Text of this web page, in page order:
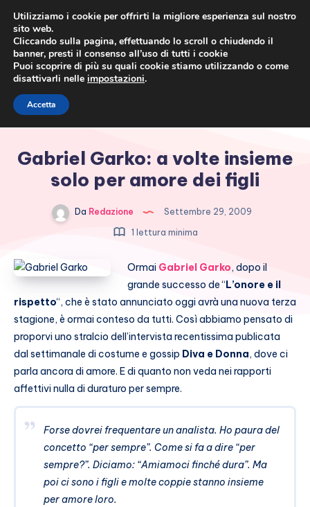
Gabriel Garko: a volte insieme
solo per amore dei figli
Da Redazione
Settembre 29, 2009
1 lettura minima
Ormai Gabriel Garko, dopo il
grande successo de “L’onore e il
rispetto“, che è stato annunciato oggi avrà una nuova terza
stagione, è ormai conteso da tutti. Così abbiamo pensato di
proporvi uno stralcio dell’intervista recentissima publicata
dal settimanale di costume e gossip Diva e Donna, dove ci
parla ancora di amore. E di quanto non veda nei rapporti
affettivi nulla di duraturo per sempre.
Forse dovrei frequentare un analista. Ho paura del
concetto “per sempre”. Come si fa a dire “per
sempre?”. Diciamo: “Amiamoci finché dura”. Ma
poi ci sono i figli e molte coppie stanno insieme
per amore loro.
Utilizziamo i cookie per offrirti la migliore esperienza sul nostro
sito web.
Cliccando sulla pagina, effettuando lo scroll o chiudendo il
banner, presti il consenso all’uso di tutti i cookie
Puoi scoprire di più su quali cookie stiamo utilizzando o come
disattivarli nelle impostazioni.
Accetta